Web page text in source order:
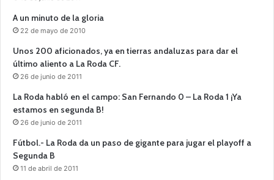
A un minuto de la gloria
22 de mayo de 2010
Unos 200 aficionados, ya en tierras andaluzas para dar el
último aliento a La Roda CF.
26 de junio de 2011
La Roda habló en el campo: San Fernando 0 – La Roda 1 ¡Ya
estamos en segunda B!
26 de junio de 2011
Fútbol.- La Roda da un paso de gigante para jugar el playoff a
Segunda B
11 de abril de 2011